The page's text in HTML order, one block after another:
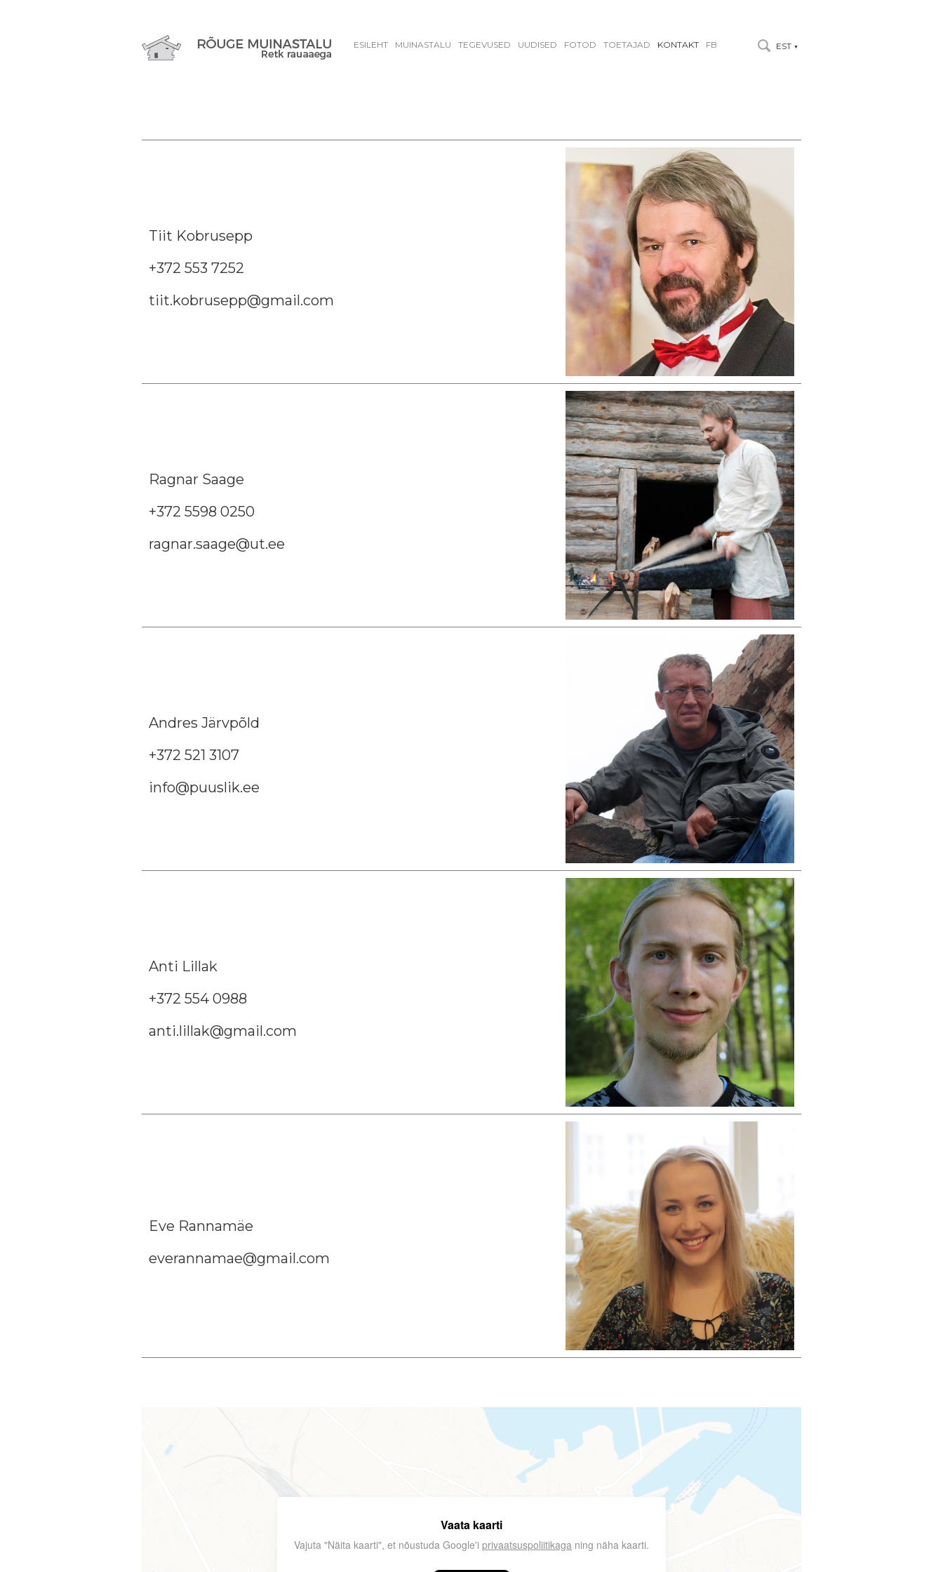
ESILEHT MUINASTALU TEGEVUSED UUDISED FOTOD TOETAJAD KONTAKT FB EST ▼
Tiit Kobrusepp
+372 553 7252
tiit.kobrusepp@gmail.com
Ragnar Saage
+372 5598 0250
ragnar.saage@ut.ee
Andres Järvpõld
+372 521 3107
info@puuslik.ee
Anti Lillak
+372 554 0988
anti.lillak@gmail.com
Eve Rannamäe
everannamae@gmail.com
Vaata kaarti
Vajuta "Näita kaarti", et nõustuda Google'i privaatsuspoliitikaga ning näha kaarti.